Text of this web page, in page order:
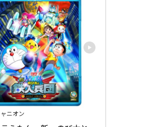
ニオン